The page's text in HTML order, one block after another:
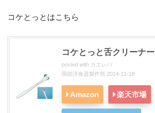
コケとっとはこちら
コケとっと舌クリーナー
posted with カエレバ
岡部洋食器製作所 2014-11-18
Amazon 楽天市場